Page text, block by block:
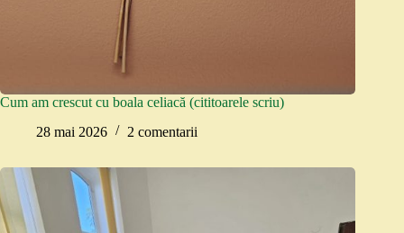
Cum am crescut cu boala celiacă (cititoarele scriu)
28 mai 2026
2 comentarii